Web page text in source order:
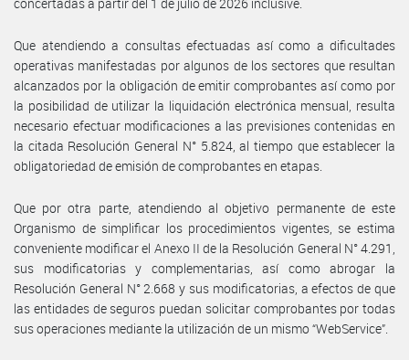
Que atendiendo a consultas efectuadas así como a dificultades
operativas manifestadas por algunos de los sectores que resultan
alcanzados por la obligación de emitir comprobantes así como por
la posibilidad de utilizar la liquidación electrónica mensual, resulta
necesario efectuar modificaciones a las previsiones contenidas en
la citada Resolución General N° 5.824, al tiempo que establecer la
obligatoriedad de emisión de comprobantes en etapas.
Que por otra parte, atendiendo al objetivo permanente de este
Organismo de simplificar los procedimientos vigentes, se estima
conveniente modificar el Anexo II de la Resolución General N° 4.291,
sus modificatorias y complementarias, así como abrogar la
Resolución General N° 2.668 y sus modificatorias, a efectos de que
las entidades de seguros puedan solicitar comprobantes por todas
sus operaciones mediante la utilización de un mismo “WebService”.